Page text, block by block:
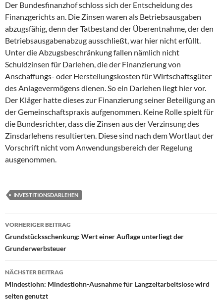
Der Bundesfinanzhof schloss sich der Entscheidung des
Finanzgerichts an. Die Zinsen waren als Betriebsausgaben
abzugsfähig, denn der Tatbestand der Überentnahme, der den
Betriebsausgabenabzug ausschließt, war hier nicht erfüllt.
Unter die Abzugsbeschränkung fallen nämlich nicht
Schuldzinsen für Darlehen, die der Finanzierung von
Anschaffungs- oder Herstellungskosten für Wirtschaftsgüter
des Anlagevermögens dienen. So ein Darlehen liegt hier vor.
Der Kläger hatte dieses zur Finanzierung seiner Beteiligung an
der Gemeinschaftspraxis aufgenommen. Keine Rolle spielt für
die Bundesrichter, dass die Zinsen aus der Verzinsung des
Zinsdarlehens resultierten. Diese sind nach dem Wortlaut der
Vorschrift nicht vom Anwendungsbereich der Regelung
ausgenommen.
INVESTITIONSDARLEHEN
Beitragsnavigation
VORHERIGER BEITRAG
Grundstücksschenkung: Wert einer Auflage unterliegt der
Grunderwerbsteuer
NÄCHSTER BEITRAG
Mindestlohn: Mindestlohn-Ausnahme für Langzeitarbeitslose wird
selten genutzt